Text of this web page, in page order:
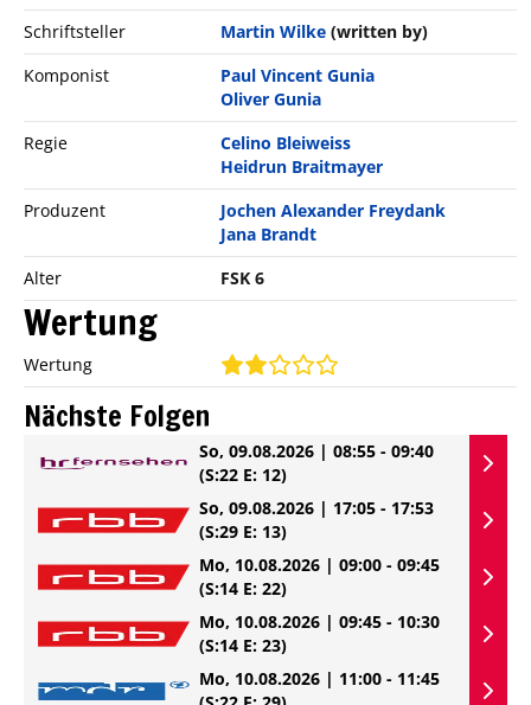
Schriftsteller
Martin Wilke (written by)
Komponist
Paul Vincent Gunia
Oliver Gunia
Regie
Celino Bleiweiss
Heidrun Braitmayer
Produzent
Jochen Alexander Freydank
Jana Brandt
Alter
FSK 6
Wertung
Wertung
Nächste Folgen
So, 09.08.2026 | 08:55 - 09:40
(S:22 E: 12)
So, 09.08.2026 | 17:05 - 17:53
(S:29 E: 13)
Mo, 10.08.2026 | 09:00 - 09:45
(S:14 E: 22)
Mo, 10.08.2026 | 09:45 - 10:30
(S:14 E: 23)
Mo, 10.08.2026 | 11:00 - 11:45